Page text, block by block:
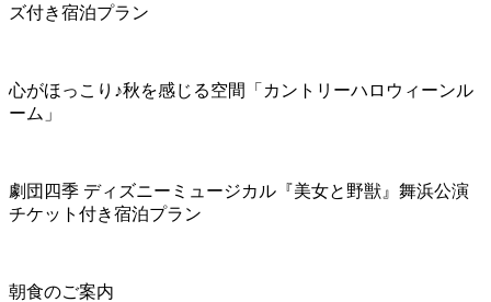
ズ付き宿泊プラン
心がほっこり♪秋を感じる空間「カントリーハロウィーンル
ーム」
劇団四季 ディズニーミュージカル『美女と野獣』舞浜公演
チケット付き宿泊プラン
朝食のご案内